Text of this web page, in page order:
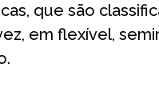
que são
em flexível,